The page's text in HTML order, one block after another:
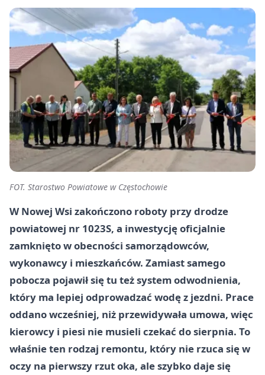
FOT. Starostwo Powiatowe w Częstochowie
W Nowej Wsi zakończono roboty przy drodze
powiatowej nr 1023S, a inwestycję oficjalnie
zamknięto w obecności samorządowców,
wykonawcy i mieszkańców. Zamiast samego
pobocza pojawił się tu też system odwodnienia,
który ma lepiej odprowadzać wodę z jezdni. Prace
oddano wcześniej, niż przewidywała umowa, więc
kierowcy i piesi nie musieli czekać do sierpnia. To
właśnie ten rodzaj remontu, który nie rzuca się w
oczy na pierwszy rzut oka, ale szybko daje się